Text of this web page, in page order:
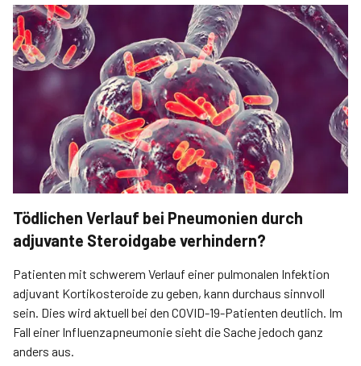
Tödlichen Verlauf bei Pneumonien durch
adjuvante Steroidgabe verhindern?
Patienten mit schwerem Verlauf einer pulmonalen Infektion
adjuvant Kortikosteroide zu geben, kann durchaus sinnvoll
sein. Dies wird aktuell bei den COVID-19-Patienten deutlich. Im
Fall einer Influenzapneumonie sieht die Sache jedoch ganz
anders aus.